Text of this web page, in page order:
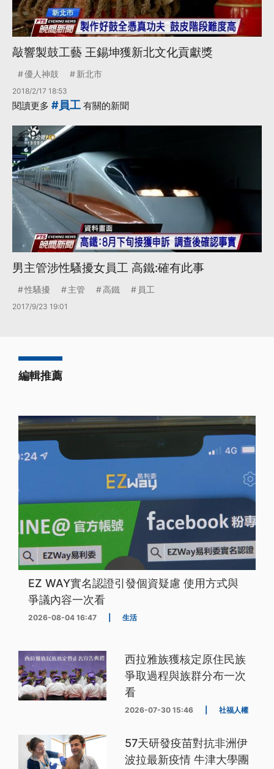
敲響製鼓工藝 王錫坤獲新北文化貢獻獎
優人神鼓 新北市
2018/2/17 18:53
閱讀更多 #員工 有關的新聞
男主管涉性騷擾女員工 高鐵:確有此事
性騷擾 主管 高鐵 員工
2017/9/23 19:01
編輯推薦
EZ WAY實名認證引發個資疑慮 使用方式與
爭議內容一次看
2026-08-04 16:47 生活
西拉雅族獲核定原住民族
爭取過程與族群分布一次
看
2026-07-30 15:46 社福人權
57天研發疫苗對抗非洲伊
波拉最新疫情 牛津大學團